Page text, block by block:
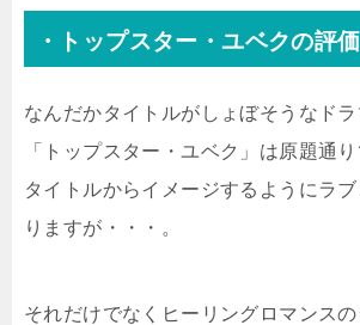
・トップスター・ユベクの評
なんだかタイトルがしょぼそうなド
「トップスター・ユベク」は原題通り
タイトルからイメージするようにラ
りますが・・・。
それだけでなくヒーリングロマンス